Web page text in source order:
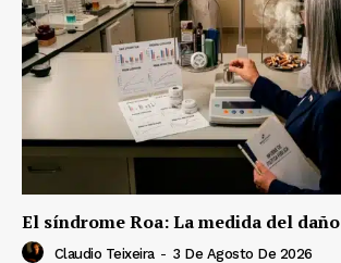
El síndrome Roa: La medida del daño
Claudio Teixeira - 3 De Agosto De 2026